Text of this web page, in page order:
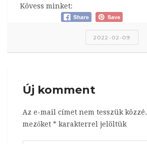
Kövess minket:
2022-02-09
Új komment
Az e-mail címet nem tesszük közzé.
mezőket * karakterrel jelöltük